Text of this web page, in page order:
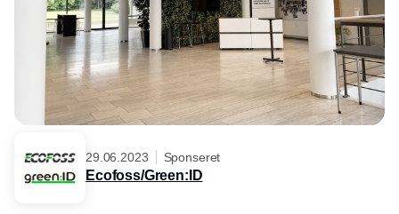
29.06.2023 Sponseret
Ecofoss/Green:ID